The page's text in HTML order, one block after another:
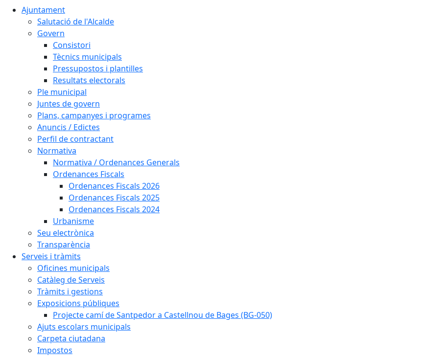
Ajuntament
Salutació de l'Alcalde
Govern
Consistori
Tècnics municipals
Pressupostos i plantilles
Resultats electorals
Ple municipal
Juntes de govern
Plans, campanyes i programes
Anuncis / Edictes
Perfil de contractant
Normativa
Normativa / Ordenances Generals
Ordenances Fiscals
Ordenances Fiscals 2026
Ordenances Fiscals 2025
Ordenances Fiscals 2024
Urbanisme
Seu electrònica
Transparència
Serveis i tràmits
Oficines municipals
Catàleg de Serveis
Tràmits i gestions
Exposicions públiques
Projecte camí de Santpedor a Castellnou de Bages (BG-050)
Ajuts escolars municipals
Carpeta ciutadana
Impostos